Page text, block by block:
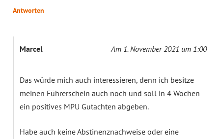
Antworten
Marcel Am 1. November 2021 um 1:00
Das würde mich auch interessieren, denn ich besitze
meinen Führerschein auch noch und soll in 4 Wochen
ein positives MPU Gutachten abgeben.
Habe auch keine Abstinenznachweise oder eine